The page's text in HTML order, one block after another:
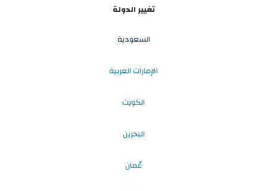
تغيير الدولة
السعودية
الإمارات العربية
الكويت
البحرين
عُمان